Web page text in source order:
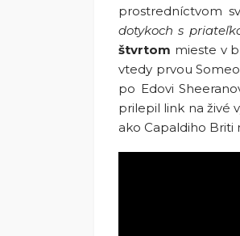
prostredníctvom
dotykoch s
štvrtom mieste v
vtedy prvou
po Edovi
prilepil link na živé
ako Capaldiho Briti